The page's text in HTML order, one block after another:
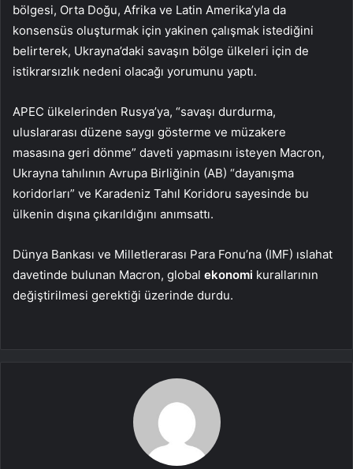
bölgesi, Orta Doğu, Afrika ve Latin Amerika’yla da
konsensüs oluşturmak için yakinen çalışmak istediğini
belirterek, Ukrayna’daki savaşın bölge ülkeleri için de
istikrarsızlık nedeni olacağı yorumunu yaptı.
APEC ülkelerinden Rusya’ya, “savaşı durdurma,
uluslararası düzene saygı gösterme ve müzakere
masasına geri dönme” daveti yapmasını isteyen Macron,
Ukrayna tahılının Avrupa Birliğinin (AB) “dayanışma
koridorları” ve Karadeniz Tahıl Koridoru sayesinde bu
ülkenin dışına çıkarıldığını anımsattı.
Dünya Bankası ve Milletlerarası Para Fonu’na (IMF) ıslahat
davetinde bulunan Macron, global ekonomi kurallarının
değiştirilmesi gerektiği üzerinde durdu.